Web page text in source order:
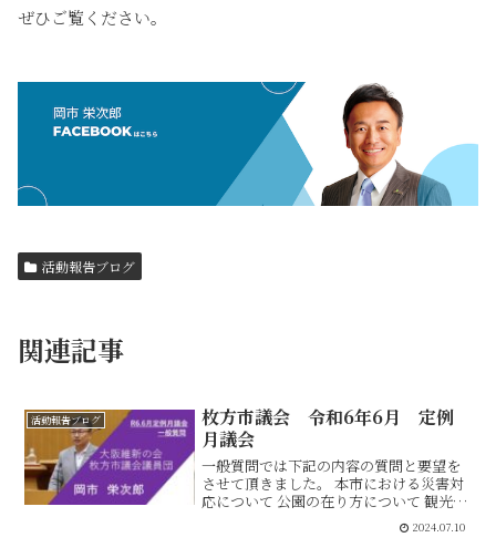
ぜひご覧ください。
活動報告ブログ
関連記事
活動報告ブログ
枚方市議会 令和6年6月 定例
月議会
一般質問では下記の内容の質問と要望を
させて頂きました。 本市における災害対
応について 公園の在り方について 観光に
おける取組について 枚方市駅周辺の地域
資源である天野川の活用について 企業誘
2024.07.10